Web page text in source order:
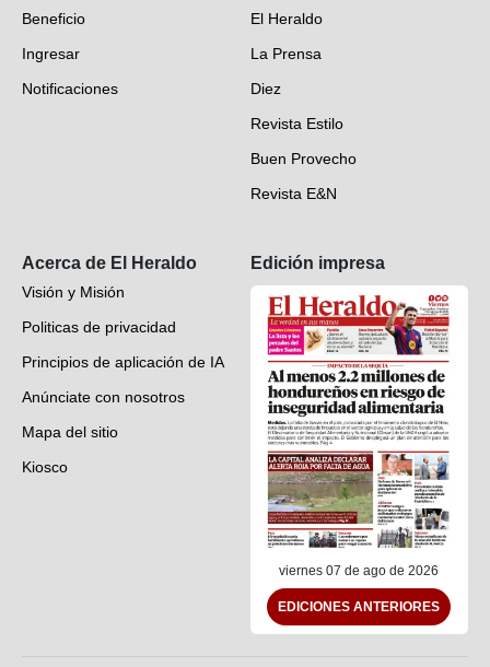
Fotogalerías
Deportes
Videos
Beneficio
Ingresar
Notificaciones
El Heraldo
La Prensa
Diez
Revista Estilo
Buen Provecho
Revista E&N
Acerca de El Heraldo
Visión y Misión
Politicas de privacidad
Principios de aplicación de IA
Anúnciate con nosotros
Mapa del sitio
Kiosco
Edición impresa
viernes 07 de ago de 2026
EDICIONES ANTERIORES